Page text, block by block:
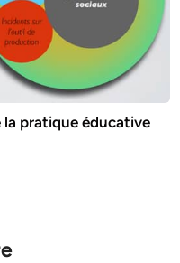
pratique éducative